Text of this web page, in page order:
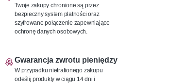
Twoje zakupy chronione są przez
bezpieczny system płatności oraz
szyfrowane połączenie zapewniające
ochronę danych osobowych.
Gwarancja zwrotu pieniędzy
W przypadku nietrafionego zakupu
odeślij produkty w ciągu 14 dni i